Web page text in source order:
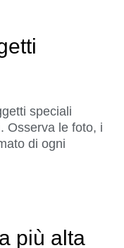
speciali
Osserva le foto, i
di ogni
più alta